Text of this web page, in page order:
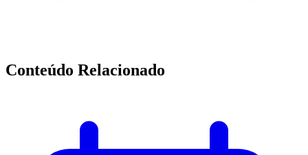
Conteúdo Relacionado